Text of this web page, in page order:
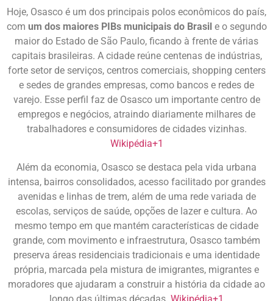
Hoje, Osasco é um dos principais polos econômicos do país,
com um dos maiores PIBs municipais do Brasil e o segundo
maior do Estado de São Paulo, ficando à frente de várias
capitais brasileiras. A cidade reúne centenas de indústrias,
forte setor de serviços, centros comerciais, shopping centers
e sedes de grandes empresas, como bancos e redes de
varejo. Esse perfil faz de Osasco um importante centro de
empregos e negócios, atraindo diariamente milhares de
trabalhadores e consumidores de cidades vizinhas.
Wikipédia+1
Além da economia, Osasco se destaca pela vida urbana
intensa, bairros consolidados, acesso facilitado por grandes
avenidas e linhas de trem, além de uma rede variada de
escolas, serviços de saúde, opções de lazer e cultura. Ao
mesmo tempo em que mantém características de cidade
grande, com movimento e infraestrutura, Osasco também
preserva áreas residenciais tradicionais e uma identidade
própria, marcada pela mistura de imigrantes, migrantes e
moradores que ajudaram a construir a história da cidade ao
longo das últimas décadas. Wikipédia+1